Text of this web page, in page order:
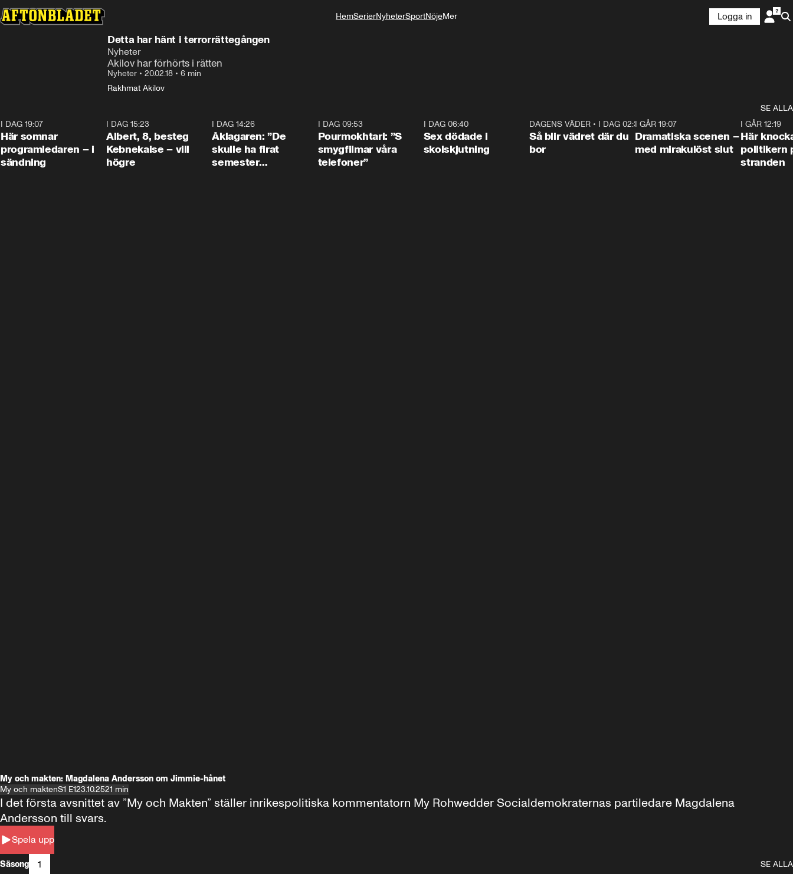
HemSerierNyheterSportNöjeMer
Logga in
Detta har hänt i terrorrättegången
Nyheter
Akilov har förhörts i rätten
Nyheter • 20.02.18 • 6 min
Rakhmat Akilov
SE ALLA
I DAG 19:07
Här somnar
programledaren – i
sändning
I DAG 15:23
Albert, 8, besteg
Kebnekaise – vill
högre
I DAG 14:26
Åklagaren: ”De
skulle ha firat
semester
I DAG 09:53
Pourmokhtari: ”S
smygfilmar våra
telefoner”
I DAG 06:40
Sex dödade i
skolskjutning
1:06
DAGENS VÄDER• I DAG 02:30
Så blir vädret där du
bor
I GÅR 19:07
Dramatiska scenen –
med mirakulöst slut
I GÅR 12:19
Här
politikern
stranden
My och makten: Magdalena Andersson om Jimmie-hånet
My och maktenS1 E123.10.2521 min
Spela upp
I det första avsnittet av ”My och Makten” ställer inrikespolitiska kommentatorn My Rohwedder Socialdemokraternas partiledare Magdalena
Andersson till svars.
Säsong 1
SE ALLA